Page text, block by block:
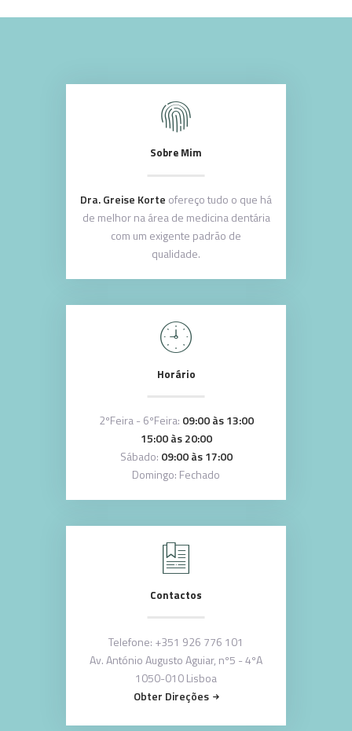
Sobre Mim
Dra. Greise Korte ofereço tudo o que há
de melhor na área de medicina dentária
com um exigente padrão de
qualidade.
Horário
2ºFeira - 6ºFeira: 09:00 às 13:00
15:00 às 20:00
Sábado: 09:00 às 17:00
Domingo: Fechado
Contactos
Telefone: +351 926 776 101
Av. António Augusto Aguiar, nº5 - 4ºA
1050-010 Lisboa
Obter Direções